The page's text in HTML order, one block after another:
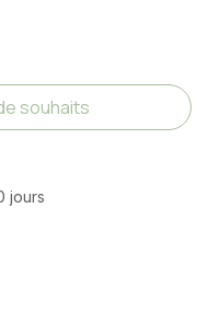
souhaits
jours